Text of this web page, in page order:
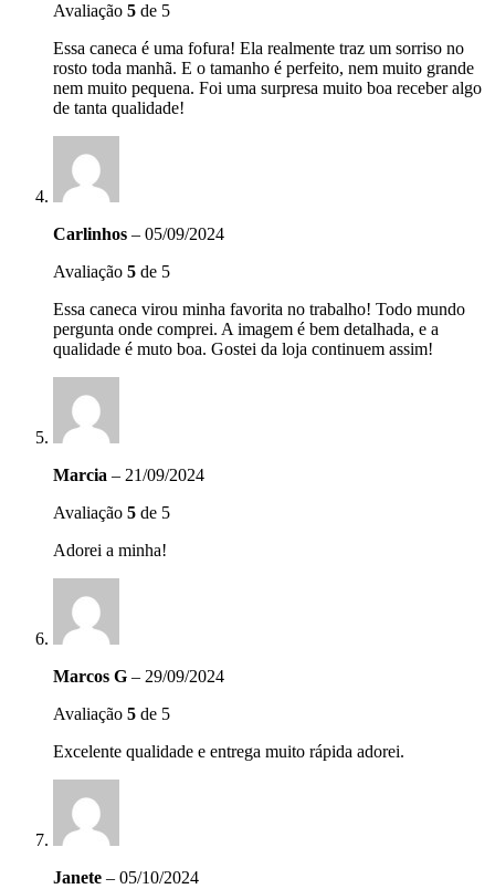
Avaliação 5 de 5
Essa caneca é uma fofura! Ela realmente traz um sorriso no
rosto toda manhã. E o tamanho é perfeito, nem muito grande
nem muito pequena. Foi uma surpresa muito boa receber algo
de tanta qualidade!
Carlinhos – 05/09/2024
Avaliação 5 de 5
Essa caneca virou minha favorita no trabalho! Todo mundo
pergunta onde comprei. A imagem é bem detalhada, e a
qualidade é muto boa. Gostei da loja continuem assim!
Marcia – 21/09/2024
Avaliação 5 de 5
Adorei a minha!
Marcos G – 29/09/2024
Avaliação 5 de 5
Excelente qualidade e entrega muito rápida adorei.
Janete – 05/10/2024